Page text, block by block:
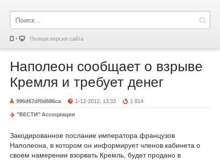
Полная версия сайта
Наполеон сообщает о взрыве
Кремля и требует денег
996d67df0d686ca 1-12-2012, 13:33 1 814
"ВЕСТИ" Ассоциации
Закодированное послание императора французов
Наполеона, в котором он информирует членов кабинета о
своем намерении взорвать Кремль, будет продано в